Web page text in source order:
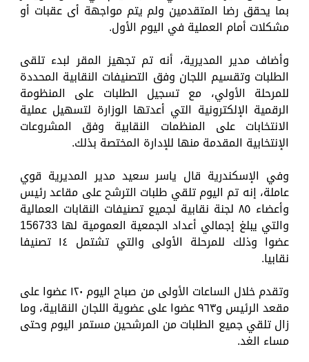
بما يحقق رضا المتقدمين ولم يتم مواجهة أى عقبات أو
مشكلات أمام العملية في اليوم الأول.
وأضاف مدير المديرية، أنه تم تجهيز المقر لبدء تلقى
الطلبات وتقسيم اللجان وفق التصنيفات النقابية المحددة
للمرحلة الأولي، مع تسجيل الطلبات على المنظومة
الرقمية الإلكترونية التي أعدتها الوزارة لتسهيل عملية
الانتخابات على المنظمات النقابية وفق المشروعات
الإنتخابية المقدمة منها للإدارة المختصة بذلك.
وفي الإسكندرية قال ياسر سعيد مدير المديرية قوي
عاملة، إنه تم اليوم تلقي طلبات الترشح على مقاعد رئيس
وأعضاء ٨٥ لجنة نقابية لجميع تصنيفات النقابات العمالية
والتي يبلغ إجمالي أعداد الجمعية العمومية لها 156733
عضوا وذلك للمرحلة الأولى والتي تشتمل ١٤ تصنيفا
نقابيا.
وتقدم خلال الساعات الأولى من صباح اليوم ١٢٠ عضوا على
مقعد الرئيس و٩٦٣ عضوا على عضوية اللجان النقابية، وما
زال تلقي جميع الطلبات من المرشحين مستمر اليوم وحتى
مساء الغد.